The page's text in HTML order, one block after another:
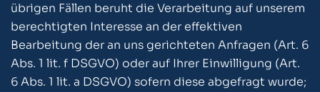
übrigen Fällen beruht die Verarbeitung auf unserem
berechtigten Interesse an der effektiven
Bearbeitung der an uns gerichteten Anfragen (Art. 6
Abs. 1 lit. f DSGVO) oder auf Ihrer Einwilligung (Art.
6 Abs. 1 lit. a DSGVO) sofern diese abgefragt wurde;